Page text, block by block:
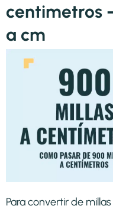
centimetros
a cm
Para convertir de